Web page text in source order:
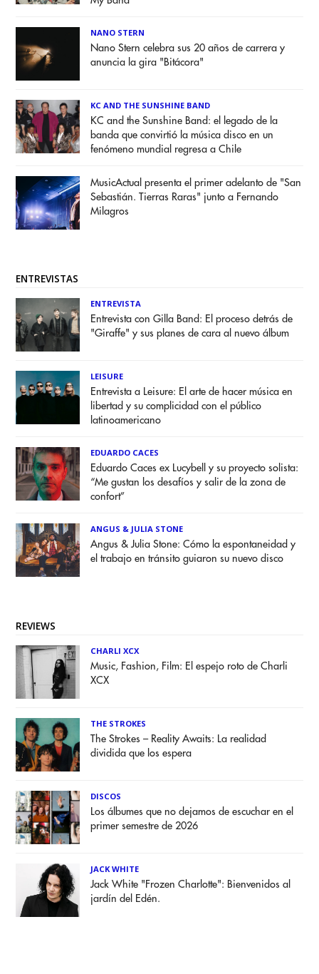
NANO STERN
Nano Stern celebra sus 20 años de carrera y
anuncia la gira "Bitácora"
KC AND THE SUNSHINE BAND
KC and the Sunshine Band: el legado de la
banda que convirtió la música disco en un
fenómeno mundial regresa a Chile
MusicActual presenta el primer adelanto de "San
Sebastián. Tierras Raras" junto a Fernando
Milagros
ENTREVISTAS
ENTREVISTA
Entrevista con Gilla Band: El proceso detrás de
"Giraffe" y sus planes de cara al nuevo álbum
LEISURE
Entrevista a Leisure: El arte de hacer música en
libertad y su complicidad con el público
latinoamericano
EDUARDO CACES
Eduardo Caces ex Lucybell y su proyecto solista:
“Me gustan los desafíos y salir de la zona de
confort”
ANGUS & JULIA STONE
Angus & Julia Stone: Cómo la espontaneidad y
el trabajo en tránsito guiaron su nuevo disco
REVIEWS
CHARLI XCX
Music, Fashion, Film: El espejo roto de Charli
XCX
THE STROKES
The Strokes – Reality Awaits: La realidad
dividida que los espera
DISCOS
Los álbumes que no dejamos de escuchar en el
primer semestre de 2026
JACK WHITE
Jack White "Frozen Charlotte": Bienvenidos al
jardín del Edén.